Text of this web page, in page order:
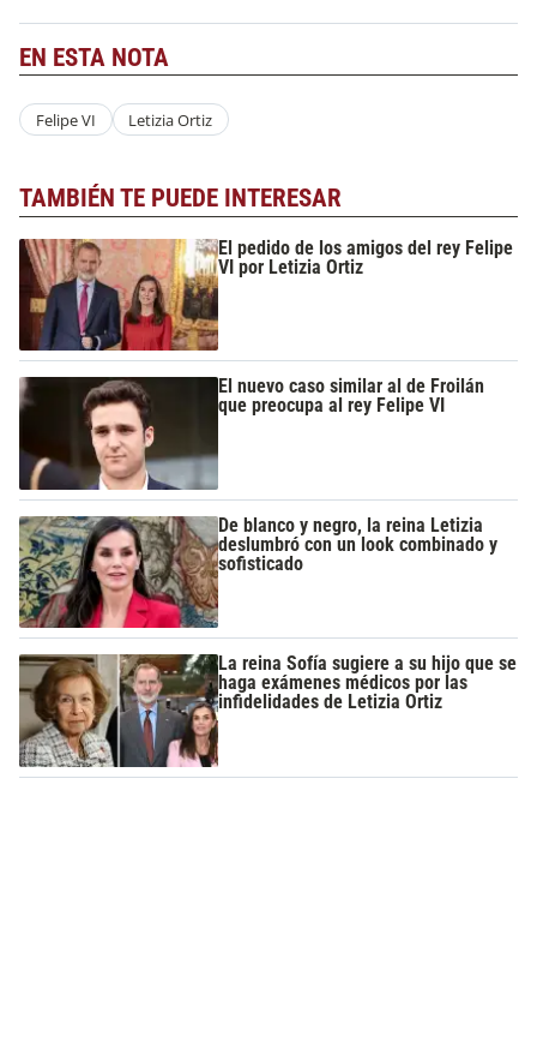
EN ESTA NOTA
Felipe VI Letizia Ortiz
TAMBIÉN TE PUEDE INTERESAR
El pedido de los amigos del rey Felipe
VI por Letizia Ortiz
El nuevo caso similar al de Froilán
que preocupa al rey Felipe VI
De blanco y negro, la reina Letizia
deslumbró con un look combinado y
sofisticado
La reina Sofía sugiere a su hijo que se
haga exámenes médicos por las
infidelidades de Letizia Ortiz